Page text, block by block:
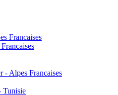
Francaises
- Alpes Francaises
Tunisie